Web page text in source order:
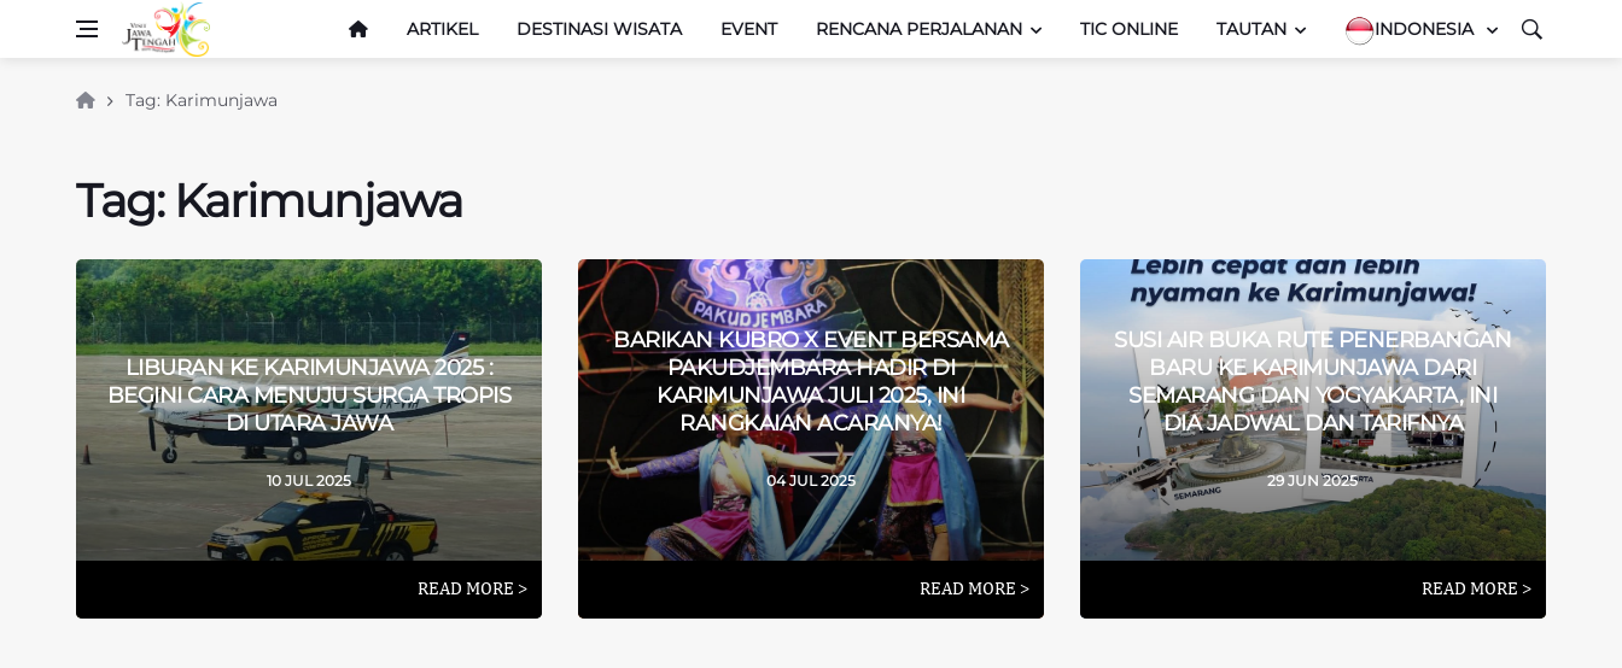
ARTIKEL DESTINASI WISATA EVENT RENCANA PERJALANAN TIC ONLINE TAUTAN INDONESIA
Tag: Karimunjawa
Tag: Karimunjawa
LIBURAN KE KARIMUNJAWA 2025 :
BEGINI CARA MENUJU SURGA TROPIS
DI UTARA JAWA
10 JUL 2025
READ MORE >
BARIKAN KUBRO X EVENT BERSAMA
PAKUDJEMBARA HADIR DI
KARIMUNJAWA JULI 2025, INI
RANGKAIAN ACARANYA!
04 JUL 2025
READ MORE >
SUSI AIR BUKA RUTE PENERBANGAN
BARU KE KARIMUNJAWA DARI
SEMARANG DAN YOGYAKARTA, INI
DIA JADWAL DAN TARIFNYA
29 JUN 2025
READ MORE >